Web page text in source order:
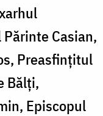
Casian,
Preasfințitul
Bălți,
Episcopul